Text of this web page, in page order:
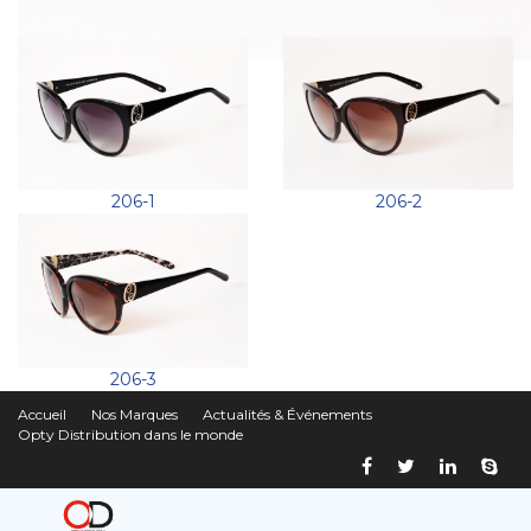
206-1 206-2
206-3
Accueil Nos Marques
Actualités & Événements
Opty Distribution dans le monde